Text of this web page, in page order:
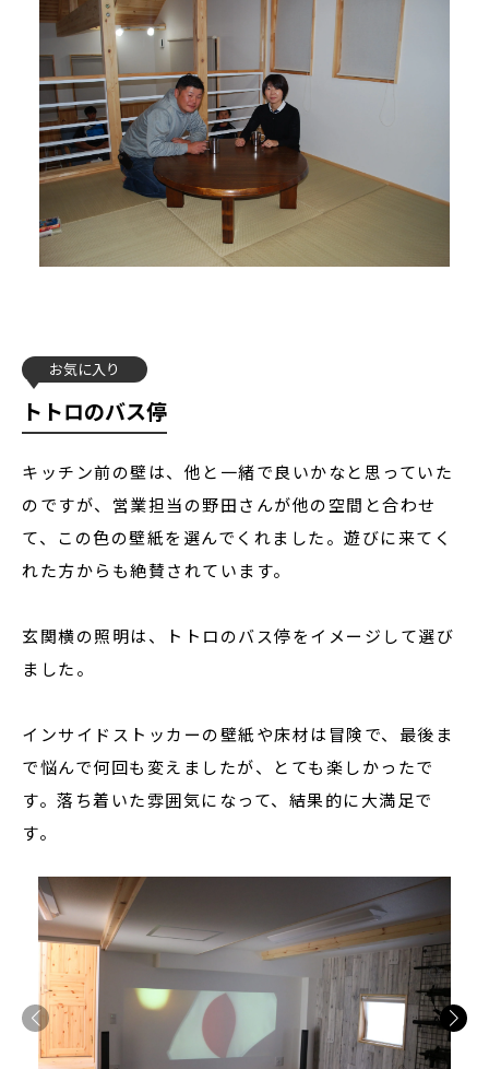
お気に入り
トトロのバス停
キッチン前の壁は、他と一緒で良いかなと思っていた
のですが、営業担当の野田さんが他の空間と合わせ
て、この色の壁紙を選んでくれました。遊びに来てく
れた方からも絶賛されています。
玄関横の照明は、トトロのバス停をイメージして選び
ました。
インサイドストッカーの壁紙や床材は冒険で、最後ま
で悩んで何回も変えましたが、とても楽しかったで
す。落ち着いた雰囲気になって、結果的に大満足で
す。